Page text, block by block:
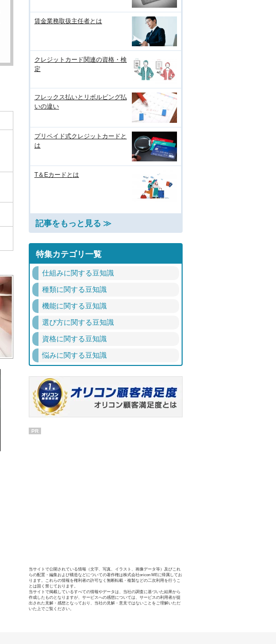
賃金業務取扱主任者とは
クレジットカード関連の資格・検
定
フレックス払いとリボルビング払
いの違い
プリペイド式クレジットカードと
は
T＆Eカードとは
記事をもっと見る ≫
特集カテゴリ一覧
仕組みに関する豆知識
種類に関する豆知識
機能に関する豆知識
選び方に関する豆知識
資格に関する豆知識
悩みに関する豆知識
PR
当サイトで公開されている情報（文字、写真、イラスト、画像データ等）及びこれ
らの配置・編集および構造などについての著作権は株式会社oricon MEに帰属してお
ります。これらの情報を権利者の許可なく無断転載・複製などの二次利用を行うこ
とは固く禁じております。
当サイトで掲載しているすべての情報やデータは、当社の調査に基づいた結果から
作成したものとなりますが、サービスへの感想については、サービスの利用者が提
出された見解・感想となっており、当社の見解・意見ではないことをご理解いただ
いた上でご覧ください。